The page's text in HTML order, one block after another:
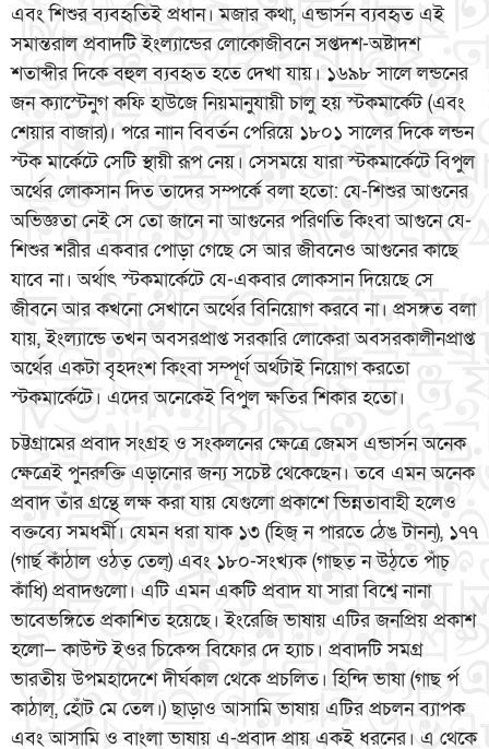
এবং শিশুর ব্যবহৃতিই প্রধান। মজার কথা, এন্ডার্সন ব্যবহৃত এই
সমান্তরাল প্রবাদটি ইংল্যান্ডের লোকোজীবনে সপ্তদশ-অষ্টাদশ
শতাব্দীর দিকে বহুল ব্যবহৃত হতে দেখা যায়। ১৬৯৮ সালে লন্ডনের
জন ক্যাস্টেনুগ কফি হাউজে নিয়মানুযায়ী চালু হয় স্টকমার্কেট (এবং
শেয়ার বাজার)। পরে নাান বিবর্তন পেরিয়ে ১৮০১ সালের দিকে লন্ডন
স্টক মার্কেটে সেটি স্থায়ী রূপ নেয়। সেসময়ে যারা স্টকমার্কেটে বিপুল
অর্থের লোকসান দিত তাদের সম্পর্কে বলা হতো: যে-শিশুর আগুনের
অভিজ্ঞতা নেই সে তো জানে না আগুনের পরিণতি কিংবা আগুনে যে-
শিশুর শরীর একবার পোড়া গেছে সে আর জীবনেও আগুনের কাছে
যাবে না। অর্থাৎ স্টকমার্কেটে যে-একবার লোকসান দিয়েছে সে
জীবনে আর কখনো সেখানে অর্থের বিনিয়োগ করবে না। প্রসঙ্গত বলা
যায়, ইংল্যান্ডে তখন অবসরপ্রাপ্ত সরকারি লোকেরা অবসরকালীনপ্রাপ্ত
অর্থের একটা বৃহদংশ কিংবা সম্পূর্ণ অর্থটাই নিয়োগ করতো
স্টকমার্কেটে। এদের অনেকেই বিপুল ক্ষতির শিকার হতো।
চট্টগ্রামের প্রবাদ সংগ্রহ ও সংকলনের ক্ষেত্রে জেমস এন্ডার্সন অনেক
ক্ষেত্রেই পুনরুক্তি এড়ানোর জন্য সচেষ্ট থেকেছেন। তবে এমন অনেক
প্রবাদ তাঁর গ্রন্থে লক্ষ করা যায় যেগুলো প্রকাশে ভিন্নতাবাহী হলেও
বক্তব্যে সমধর্মী। যেমন ধরা যাক ১৩ (হিজ্ ন পারতে ঠেঙ টানন্), ১৭৭
(গার্ছ কাঁঠাল ওঠত্ তেল্) এবং ১৮০-সংখ্যক (গাছত্ ন উঠ্তে পাঁচ্
কাঁধি) প্রবাদগুলো। এটি এমন একটি প্রবাদ যা সারা বিশ্বে নানা
ভাবেভঙ্গিতে প্রকাশিত হয়েছে। ইংরেজি ভাষায় এটির জনপ্রিয় প্রকাশ
হলো— কাউন্ট ইওর চিকেন্স বিফোর দে হ্যাচ। প্রবাদটি সমগ্র
ভারতীয় উপমহাদেশে দীর্ঘকাল থেকে প্রচলিত। হিন্দি ভাষা (গাছ র্প
কাঠাল্, হোঁট মে তেল।) ছাড়াও আসামি ভাষায় এটির প্রচলন ব্যাপক
এবং আসামি ও বাংলা ভাষায় এ-প্রবাদ প্রায় একই ধরনের। এ থেকে